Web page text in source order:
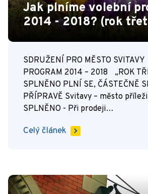
Jak plníme volební
2014 - 2018? (rok
SDRUŽENÍ PRO MĚSTO
PROGRAM 2014 – 2018 „ROK
SPLNĚNO PLNÍ SE, ČÁSTEČNĚ
PŘÍPRAVĚ Svitavy – město
SPLNĚNO - Při prodeji…
Celý článek